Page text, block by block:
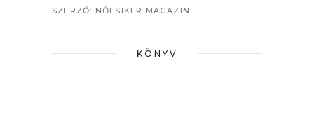
SZERZŐ: NŐI SIKER MAGAZIN
KÖNYV